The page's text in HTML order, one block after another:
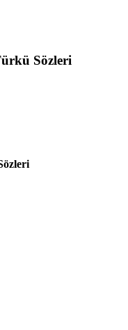
Sözleri